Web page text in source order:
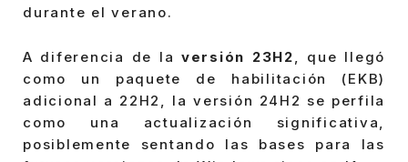
durante el verano.
A diferencia de la versión 23H2, que llegó
como un paquete de habilitación (EKB)
adicional a 22H2, la versión 24H2 se perfila
como una actualización significativa,
posiblemente sentando las bases para las